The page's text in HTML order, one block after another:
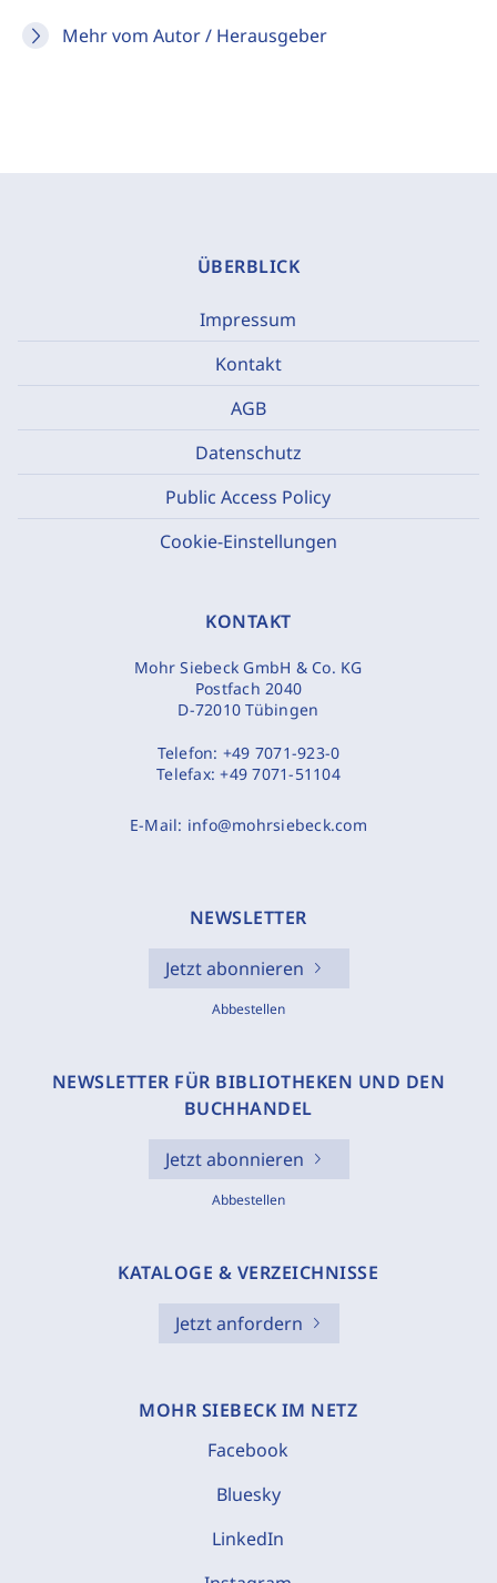
Mehr vom Autor / Herausgeber
ÜBERBLICK
Impressum
Kontakt
AGB
Datenschutz
Public Access Policy
Cookie-Einstellungen
KONTAKT
Mohr Siebeck GmbH & Co. KG
Postfach 2040
D-72010 Tübingen
Telefon: +49 7071-923-0
Telefax:+49 7071-51104
E-Mail: info@mohrsiebeck.com
NEWSLETTER
Jetzt abonnieren
Abbestellen
NEWSLETTER FÜR BIBLIOTHEKEN UND DEN
BUCHHANDEL
Jetzt abonnieren
Abbestellen
KATALOGE & VERZEICHNISSE
Jetzt anfordern
MOHR SIEBECK IM NETZ
Facebook
Bluesky
LinkedIn